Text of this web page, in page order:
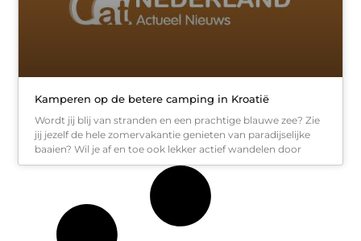
Kamperen op de betere camping in Kroatië
Wordt jij blij van stranden en een prachtige blauwe zee? Zie
jij jezelf de hele zomervakantie genieten van paradijselijke
baaien? Wil je af en toe ook lekker actief wandelen door